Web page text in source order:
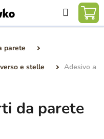
Ricerca
parete
e stelle
Adesivo a
da parete